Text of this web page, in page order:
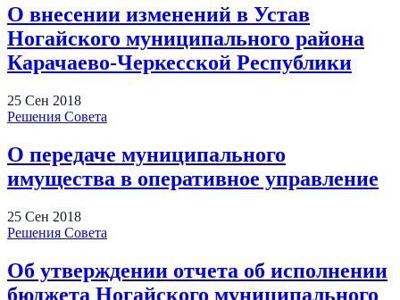
О внесении изменений в Устав
Ногайского муниципального района
Карачаево-Черкесской Республики
25 Сен 2018
Решения Совета
О передаче муниципального
имущества в оперативное управление
25 Сен 2018
Решения Совета
Об утверждении отчета об исполнении
бюджета Ногайского муниципального